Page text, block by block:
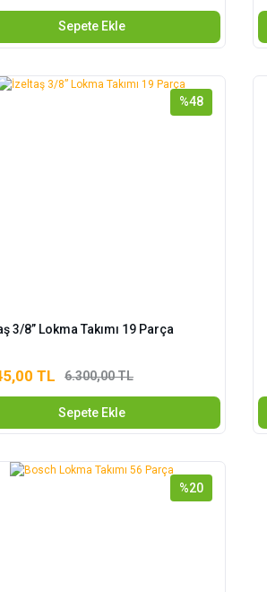
Sepete Ekle
%48
3/8” Lokma Takımı 19 Parça
TL 6.300,00 TL
Sepete Ekle
%20